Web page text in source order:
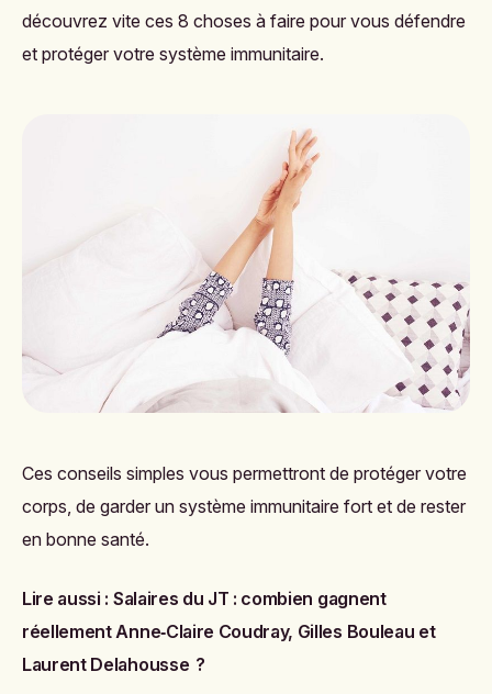
découvrez vite ces 8 choses à faire pour vous défendre
et protéger votre système immunitaire.
Ces conseils simples vous permettront de protéger votre
corps, de garder un système immunitaire fort et de rester
en bonne santé.
Lire aussi : Salaires du JT : combien gagnent
réellement Anne‑Claire Coudray, Gilles Bouleau et
Laurent Delahousse ?